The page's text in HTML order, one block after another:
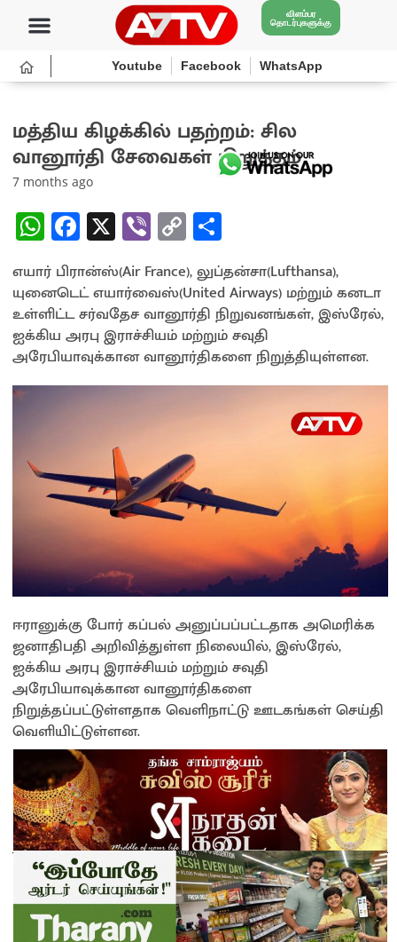
விளம்பர
தொடர்புகளுக்கு
Youtube Facebook WhatsApp
மத்திய கிழக்கில் பதற்றம்: சில
வானூர்தி சேவைகள் நிறுத்தம்
7 months ago
W
h
at
sA
p
p
Fa
ce
b
o
o
k
X Vi
b
er
C
o
py
Li
n
k
ar
e
எயார் பிரான்ஸ்(Air France), லுப்தன்சா(Lufthansa),
யுனைடெட் எயார்வைஸ்(United Airways) மற்றும் கனடா
உள்ளிட்ட சர்வதேச வானூர்தி நிறுவனங்கள், இஸ்ரேல்,
ஐக்கிய அரபு இராச்சியம் மற்றும் சவுதி
அரேபியாவுக்கான வானூர்திகளை நிறுத்தியுள்ளன.
ஈரானுக்கு போர் கப்பல் அனுப்பப்பட்டதாக அமெரிக்க
ஜனாதிபதி அறிவித்துள்ள நிலையில், இஸ்ரேல்,
ஐக்கிய அரபு இராச்சியம் மற்றும் சவுதி
அரேபியாவுக்கான வானூர்திகளை
நிறுத்தப்பட்டுள்ளதாக வெளிநாட்டு ஊடகங்கள் செய்தி
வெளியிட்டுள்ளன.